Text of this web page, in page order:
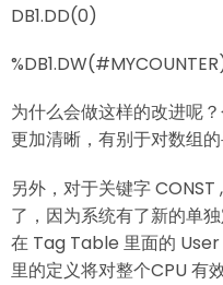
DB1.DD(0)
为什么会做这样的改进呢
更加清晰，有别于对数组的
另外，对于关键字
了，因为系统有了新的单
在 Tag Table 里面的
里的定义将对整个CPU 有